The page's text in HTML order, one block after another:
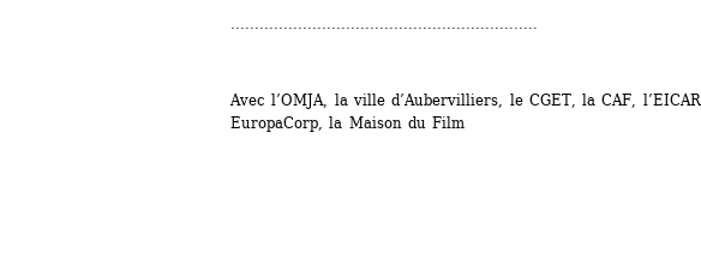
Avec l’OMJA, la ville d’Aubervilliers, le CGET, la CAF, l’EICAR,
EuropaCorp, la Maison du Film